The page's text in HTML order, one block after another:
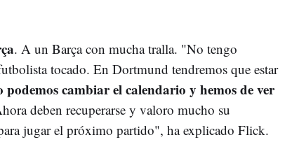
. A un Barça con mucha tralla. "No tengo
tocado. En Dortmund tendremos que estar
podemos cambiar el calendario y hemos de ver
deben recuperarse y valoro mucho su
jugar el próximo partido", ha explicado Flick.